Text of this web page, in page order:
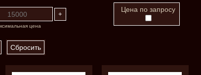
цена
Цена по запросу